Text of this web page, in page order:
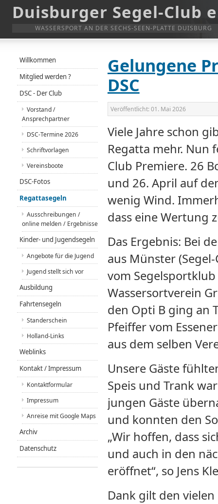
Duisburger Segel-Club
WASSERSPORT AN DER SECHS-SEEN-PLATTE DUISBURG
Gelungene
DSC
Veröffentlicht: 01. Mai 2026
Viele Jahre schon
Regatta mehr. Nun
Club Premiere. 26
und 26. April auf
wenig Wind.
dass eine Wertung
Das Ergebnis: Bei
aus Münster
vom Segelsportklub
Wassersortverein
den Opti B ging an
Pfeiffer vom
aus dem selben
Unsere Gäste
Speis und Trank
jungen Gäste
und konnten den
„Wir hoffen, dass
und auch in den
eröffnet“, so Jens
Dank gilt den
Willkommen
Mitglied werden ?
DSC - Der Club
Vorstand /
Ansprechpartner
DSC-Termine 2026
Schriftvorlagen
Vereinsboote
DSC-Fotos
Regattasegeln
Ausschreibungen /
online melden / Ergebnisse
Kinder- und Jugendsegeln
Angebote für die Jugend
Jugend stellt sich vor
Ausbildung
Fahrtensegeln
Standerschein
Holland-Links
Weblinks
Kontakt / Impressum
Kontaktformular
Impressum
Anreise mit Google Maps
Archiv
Datenschutz